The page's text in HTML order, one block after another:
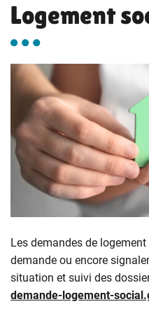
Logement
Les demandes de
demande ou encore
situation et suivi des
demande-logement-